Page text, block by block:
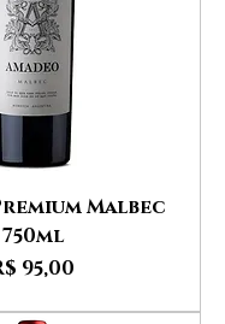
Malbec
750ml
95,00